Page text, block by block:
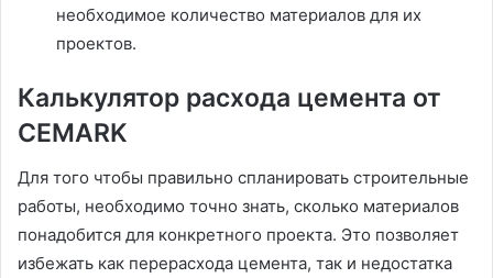
необходимое количество материалов для их
проектов.
Калькулятор расхода цемента от
CEMARK
Для того чтобы правильно спланировать строительные
работы, необходимо точно знать, сколько материалов
понадобится для конкретного проекта. Это позволяет
избежать как перерасхода цемента, так и недостатка